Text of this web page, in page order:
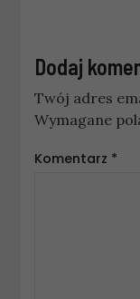
Dodaj
Twój adres
Wymagane
Komentarz *